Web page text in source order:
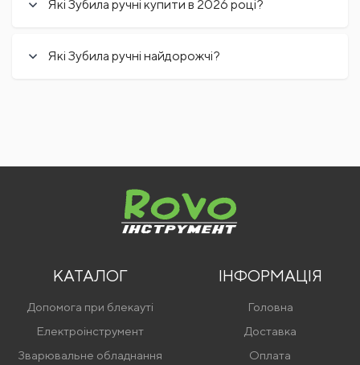
Які Зубила ручні купити в 2026 році?
Які Зубила ручні найдорожчі?
КАТАЛОГ
Допомога при блекауті
Електроінструмент
Зварювальне обладнання
ІНФОРМАЦІЯ
Головна
Доставка
Оплата